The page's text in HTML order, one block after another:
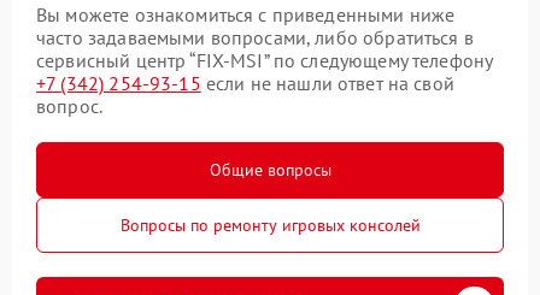
Вы можете ознакомиться с приведенными ниже
часто задаваемыми вопросами, либо обратиться в
сервисный центр “FIX-MSI” по следующему телефону
+7 (342) 254-93-15 если не нашли ответ на свой
вопрос.
Общие вопросы
Вопросы по ремонту игровых консолей